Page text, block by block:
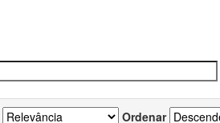
Ordenar